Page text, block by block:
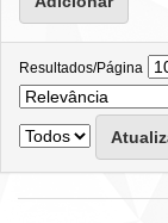
Resultados/Página